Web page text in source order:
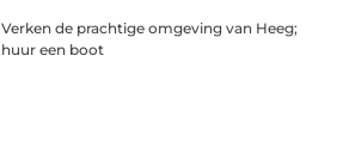
Verken de prachtige omgeving van Heeg;
huur een boot